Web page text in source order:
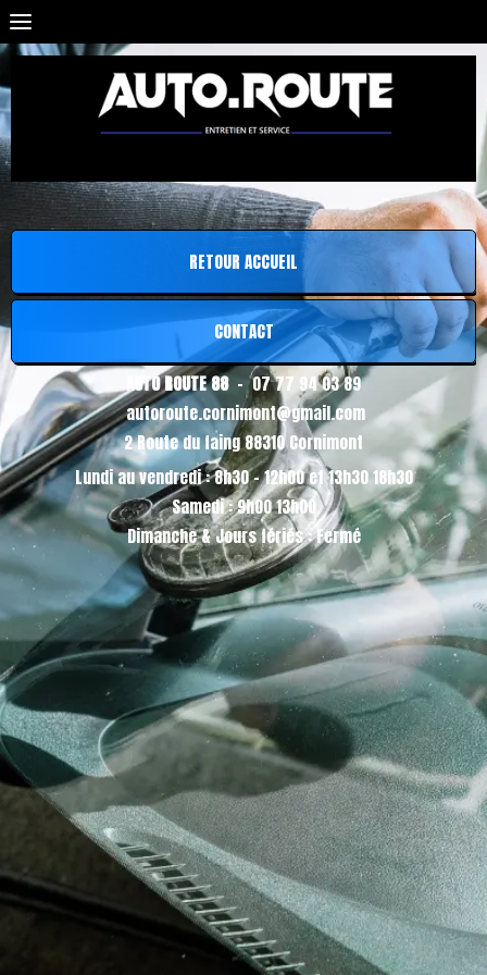
RETOUR ACCUEIL
CONTACT
AUTO ROUTE 88- 07 77 94 03 89
autoroute.cornimont@gmail.com
2 Route du faing 88310 Cornimont
Lundi au vendredi : 8h30 - 12h00 et 13h30 18h30
Samedi : 9h00 13h00
Dimanche & Jours fériés : Fermé